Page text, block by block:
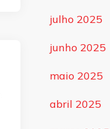
julho 2025
junho 2025
maio 2025
abril 2025